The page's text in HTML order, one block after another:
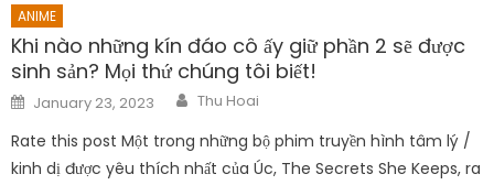
ANIME
Khi nào những kín đáo cô ấy giữ phần 2 sẽ được
sinh sản? Mọi thứ chúng tôi biết!
Posted
on
January 23, 2023 Author
Thu Hoai
Rate this post Một trong những bộ phim truyền hình tâm lý /
kinh dị được yêu thích nhất của Úc, The Secrets She Keeps, ra